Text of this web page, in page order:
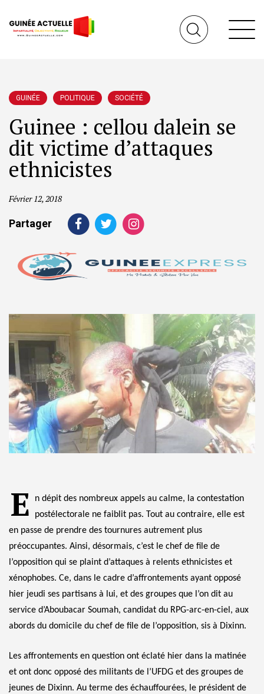
GUINÉE POLITIQUE SOCIÉTÉ
Guinee : cellou dalein se
dit victime d’attaques
ethnicistes
Février 12, 2018
Partager
E
n dépit des nombreux appels au calme, la contestation
postélectorale ne faiblit pas. Tout au contraire, elle est
en passe de prendre des tournures autrement plus
préoccupantes. Ainsi, désormais, c’est le chef de file de
l’opposition qui se plaint d’attaques à relents ethnicistes et
xénophobes. Ce, dans le cadre d’affrontements ayant opposé
hier jeudi ses partisans à lui, et des groupes que l’on dit au
service d’Aboubacar Soumah, candidat du RPG-arc-en-ciel, aux
abords du domicile du chef de file de l’opposition, sis à Dixinn.
Les affrontements en question ont éclaté hier dans la matinée
et ont donc opposé des militants de l’UFDG et des groupes de
jeunes de Dixinn. Au terme des échauffourées, le président de